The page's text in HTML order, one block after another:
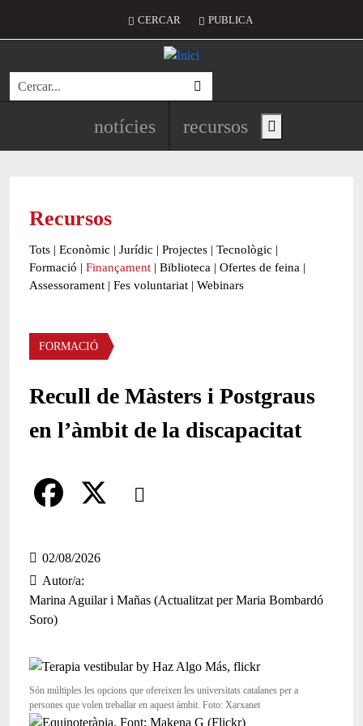
Menú del compte d'usuari
CERCAR PUBLICA
Cerca
Navegació principal de
notícies recursos Show main menu
Recursos
Tots | Econòmic | Jurídic | Projectes | Tecnològic |
Formació | Finançament | Biblioteca | Ofertes de feina |
Assessorament | Fes voluntariat | Webinars
Àmbit
FORMACIÓ
Recull de Màsters i Postgraus
en l’àmbit de la discapacitat
Comparteix
a
c
e
o
o
02/08/2026
Autor/a
Marina Aguilar i Mañas (Actualitzat per Maria Bombardó
Soro)
Són múltiples les opcions que ofereixen les universitats catalanes per a
persones que volen treballar en aquest àmbit. Foto: Xarxanet